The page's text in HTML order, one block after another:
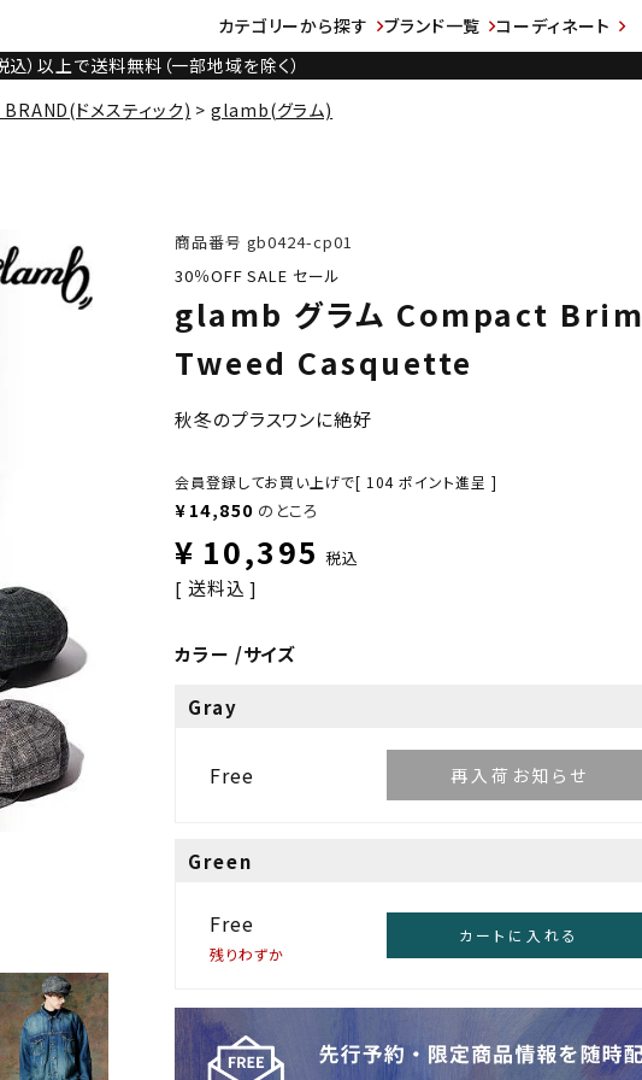
カテゴリーから探す ブランド一覧
コーディネート
）以上で送料無料（一部地域を除く）
ドメスティック)
glamb(グラム)
商品番号 gb0424-cp01
30％OFF SALE セール
glamb グラム Compact Brim
Tweed Casquette
秋冬のプラスワンに絶好
会員登録してお買い上げで[ 104 ポイント進呈 ]
¥ 14,850 のところ
¥ 10,395 税込
送料込
カラー サイズ
Gray
Free 再入荷お知らせ
Green
Free
残りわずか
カートに入れる